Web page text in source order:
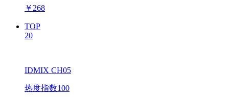
￥ 268
TOP
20
IDMIX CH05
热度指数100